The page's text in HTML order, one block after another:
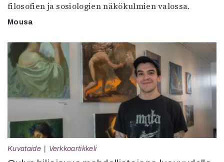
filosofien ja sosiologien näkökulmien valossa.
Mousa
Kuvataide Verkkoartikkeli